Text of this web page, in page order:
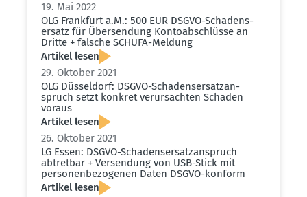
19. Mai 2022
OLG Frankfurt a.M.: 500 EUR DSGVO-Schadens­
ersatz für Übersendung Konto­ab­schlüsse an
Dritte + falsche SCHUFA-Meldung
Artikel lesen
29. Oktober 2021
OLG Düsseldorf: DSGVO-Schadens­er­satz­an­
spruch setzt konkret verur­sachten Schaden
voraus
Artikel lesen
26. Oktober 2021
LG Essen: DSGVO-Schadens­er­satz­an­spruch
abtretbar + Versendung von USB-Stick mit
perso­nen­be­zo­genen Daten DSGVO-konform
Artikel lesen